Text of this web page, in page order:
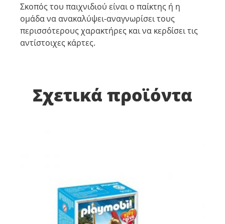
Σκοπός του παιχνιδιού είναι ο παίκτης ή η
ομάδα να ανακαλύψει-αναγνωρίσει τους
περισσότερους χαρακτήρες και να κερδίσει τις
αντίστοιχες κάρτες.
Σχετικά προϊόντα